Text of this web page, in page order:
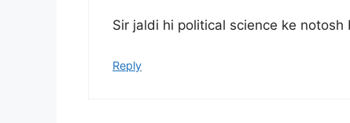
Sir jaldi hi political science ke notosh
Reply